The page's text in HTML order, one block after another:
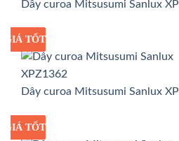
Dây curoa Mitsusumi Sanlux
GIÁ SỈ
GIÁ TỐT
Dây curoa Mitsusumi Sanlux
GIÁ SỈ
GIÁ TỐT